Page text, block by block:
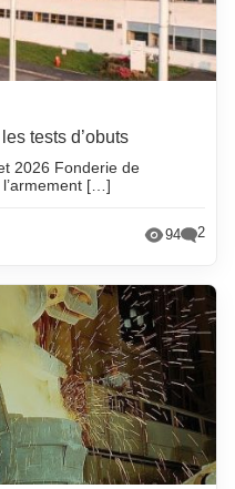
tests d’obuts
2026 Fonderie de
[…]
94 2